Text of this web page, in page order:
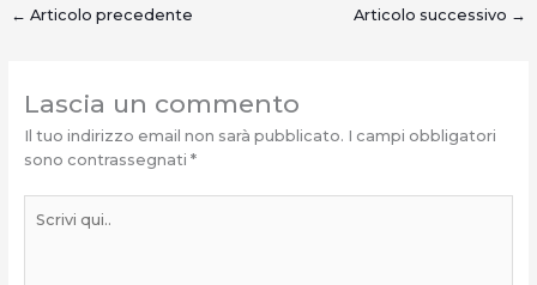
← Articolo precedente Articolo successivo →
Lascia un commento
Il tuo indirizzo email non sarà pubblicato. I campi obbligatori
sono contrassegnati *
qui..